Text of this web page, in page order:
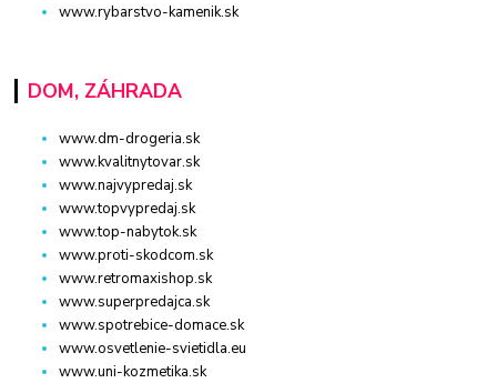
www.rybarstvo-kamenik.sk
DOM, ZÁHRADA
www.dm-drogeria.sk
www.kvalitnytovar.sk
www.najvypredaj.sk
www.topvypredaj.sk
www.top-nabytok.sk
www.proti-skodcom.sk
www.retromaxishop.sk
www.superpredajca.sk
www.spotrebice-domace.sk
www.osvetlenie-svietidla.eu
www.uni-kozmetika.sk